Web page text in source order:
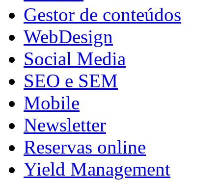
Gestor de conteúdos
WebDesign
Social Media
SEO e SEM
Mobile
Newsletter
Reservas online
Yield Management